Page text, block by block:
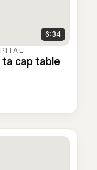
6:34
cap table